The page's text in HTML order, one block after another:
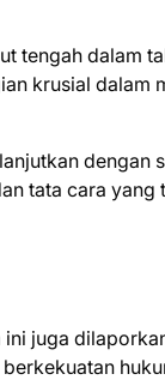
tengah dalam
krusial
tata cara
juga